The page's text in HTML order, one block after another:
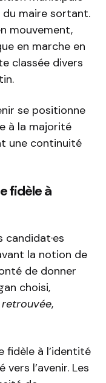
maire sortant.
mouvement,
en marche en
classée divers
se positionne
à la majorité
une continuité
fidèle à
candidat·es
la notion de
de donner
choisi,
,
fidèle à l’identité
l’avenir. Les